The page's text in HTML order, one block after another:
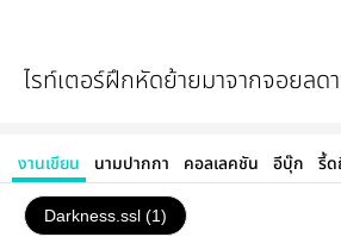
ไรท์เตอร์ฝึกหัดย้ายมาจากจอยลดา
งานเขียน นามปากกา คอลเลคชัน อีบุ๊ก รี้ด
Darkness.ssl (1)